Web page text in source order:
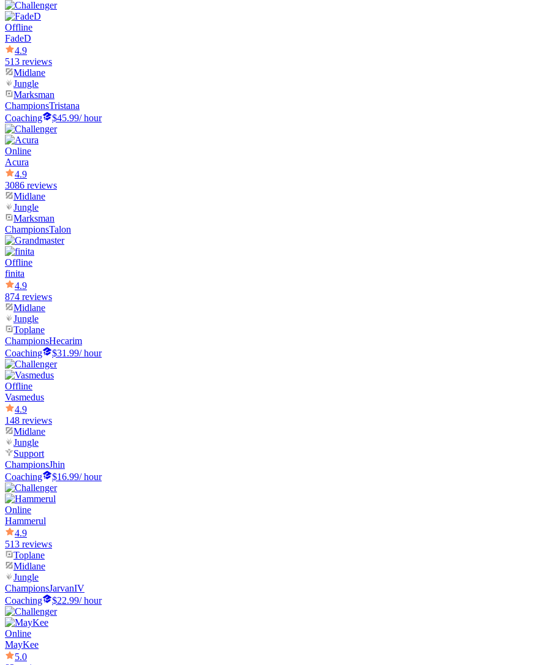
Offline
FadeD
4.9
513 reviews
Midlane
Jungle
Marksman
ChampionsTristana
Coaching
$45.99/ hour
Online
Acura
4.9
3086 reviews
Midlane
Jungle
Marksman
ChampionsTalon
Offline
finita
4.9
874 reviews
Midlane
Jungle
Toplane
ChampionsHecarim
Coaching
$31.99/ hour
Offline
Vasmedus
4.9
148 reviews
Midlane
Jungle
Support
ChampionsJhin
Coaching
$16.99/ hour
Online
Hammerul
4.9
513 reviews
Toplane
Midlane
Jungle
ChampionsJarvanIV
Coaching
$22.99/ hour
Online
MayKee
5.0